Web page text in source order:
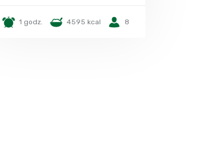
1 godz. 4595 kcal 8